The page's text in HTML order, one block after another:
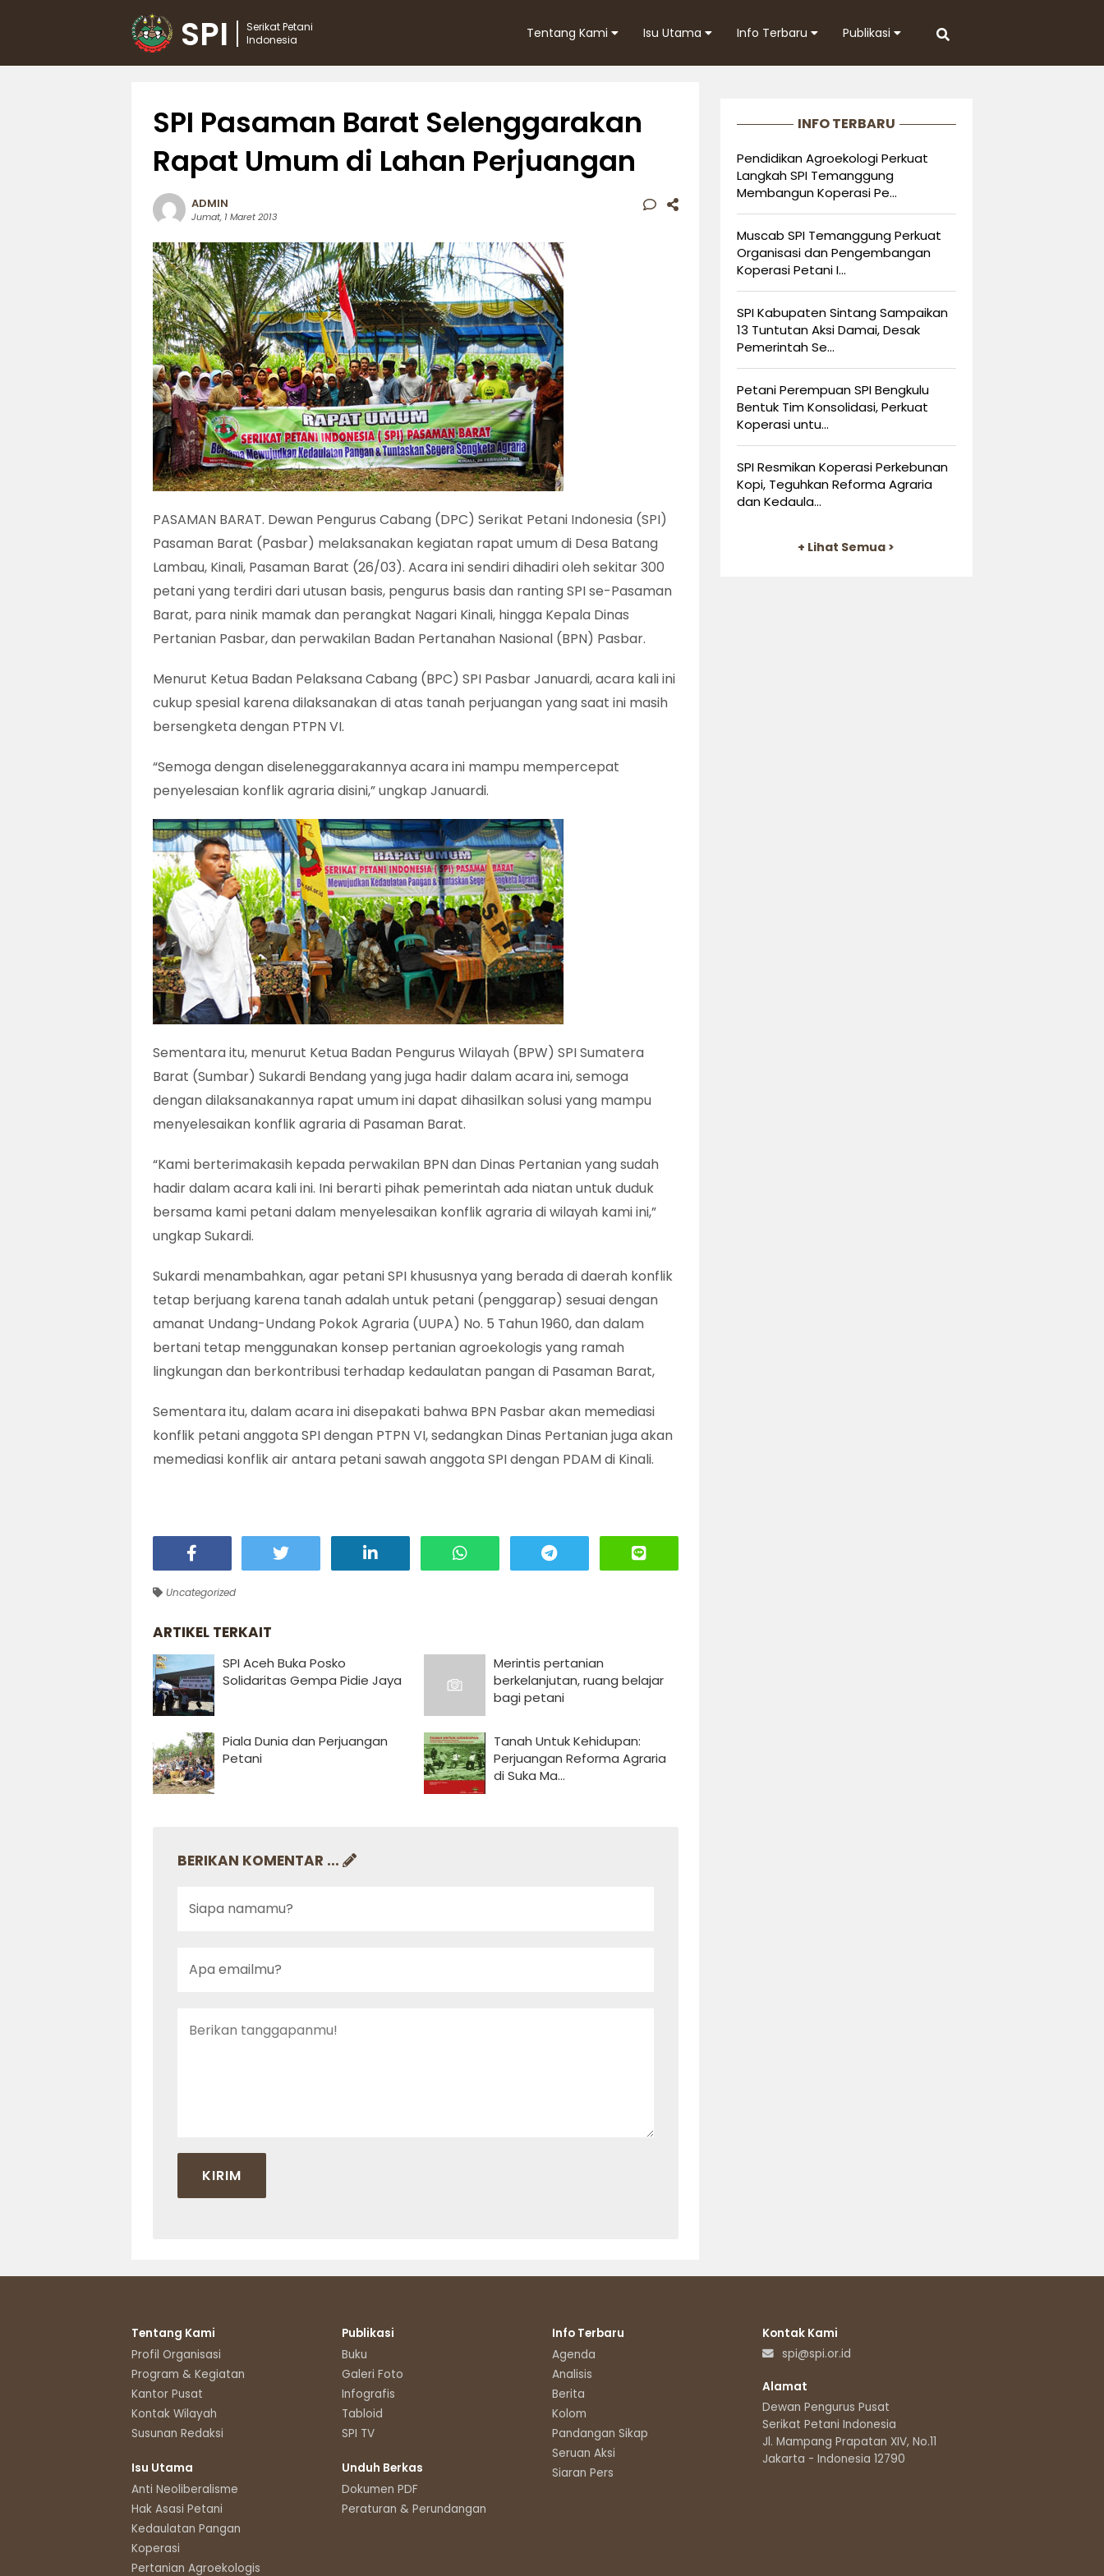
SPI
Serikat Petani
Indonesia
Tentang Kami Isu Utama Info Terbaru Publikasi
SPI Pasaman Barat Selenggarakan
Rapat Umum di Lahan Perjuangan
ADMIN
Jumat, 1 Maret 2013
PASAMAN BARAT. Dewan Pengurus Cabang (DPC) Serikat Petani Indonesia (SPI)
Pasaman Barat (Pasbar) melaksanakan kegiatan rapat umum di Desa Batang
Lambau, Kinali, Pasaman Barat (26/03). Acara ini sendiri dihadiri oleh sekitar 300
petani yang terdiri dari utusan basis, pengurus basis dan ranting SPI se-Pasaman
Barat, para ninik mamak dan perangkat Nagari Kinali, hingga Kepala Dinas
Pertanian Pasbar, dan perwakilan Badan Pertanahan Nasional (BPN) Pasbar.
Menurut Ketua Badan Pelaksana Cabang (BPC) SPI Pasbar Januardi, acara kali ini
cukup spesial karena dilaksanakan di atas tanah perjuangan yang saat ini masih
bersengketa dengan PTPN VI.
“Semoga dengan diseleneggarakannya acara ini mampu mempercepat
penyelesaian konflik agraria disini,” ungkap Januardi.
Sementara itu, menurut Ketua Badan Pengurus Wilayah (BPW) SPI Sumatera
Barat (Sumbar) Sukardi Bendang yang juga hadir dalam acara ini, semoga
dengan dilaksanakannya rapat umum ini dapat dihasilkan solusi yang mampu
menyelesaikan konflik agraria di Pasaman Barat.
“Kami berterimakasih kepada perwakilan BPN dan Dinas Pertanian yang sudah
hadir dalam acara kali ini. Ini berarti pihak pemerintah ada niatan untuk duduk
bersama kami petani dalam menyelesaikan konflik agraria di wilayah kami ini,”
ungkap Sukardi.
Sukardi menambahkan, agar petani SPI khususnya yang berada di daerah konflik
tetap berjuang karena tanah adalah untuk petani (penggarap) sesuai dengan
amanat Undang-Undang Pokok Agraria (UUPA) No. 5 Tahun 1960, dan dalam
bertani tetap menggunakan konsep pertanian agroekologis yang ramah
lingkungan dan berkontribusi terhadap kedaulatan pangan di Pasaman Barat,
Sementara itu, dalam acara ini disepakati bahwa BPN Pasbar akan memediasi
konflik petani anggota SPI dengan PTPN VI, sedangkan Dinas Pertanian juga akan
memediasi konflik air antara petani sawah anggota SPI dengan PDAM di Kinali.
Uncategorized
ARTIKEL TERKAIT
SPI Aceh Buka Posko
Solidaritas Gempa Pidie Jaya
Piala Dunia dan Perjuangan
Petani
Merintis pertanian
berkelanjutan, ruang belajar
bagi petani
Tanah Untuk Kehidupan:
Perjuangan Reforma Agraria
di Suka Ma...
BERIKAN KOMENTAR ...
INFO TERBARU
Pendidikan Agroekologi Perkuat
Langkah SPI Temanggung
Membangun Koperasi Pe...
Muscab SPI Temanggung Perkuat
Organisasi dan Pengembangan
Koperasi Petani I...
SPI Kabupaten Sintang Sampaikan
13 Tuntutan Aksi Damai, Desak
Pemerintah Se...
Petani Perempuan SPI Bengkulu
Bentuk Tim Konsolidasi, Perkuat
Koperasi untu...
SPI Resmikan Koperasi Perkebunan
Kopi, Teguhkan Reforma Agraria
dan Kedaula...
+ Lihat Semua >
Tentang Kami
Profil Organisasi
Program & Kegiatan
Kantor Pusat
Kontak Wilayah
Susunan Redaksi
Isu Utama
Anti Neoliberalisme
Hak Asasi Petani
Kedaulatan Pangan
Koperasi
Pertanian Agroekologis
Publikasi
Buku
Galeri Foto
Infografis
Tabloid
SPI TV
Unduh Berkas
Dokumen PDF
Peraturan & Perundangan
Info Terbaru
Agenda
Analisis
Berita
Kolom
Pandangan Sikap
Seruan Aksi
Siaran Pers
Kontak Kami
spi@spi.or.id
Alamat
Dewan Pengurus Pusat
Serikat Petani Indonesia
Jl. Mampang Prapatan XIV, No.11
Jakarta - Indonesia 12790